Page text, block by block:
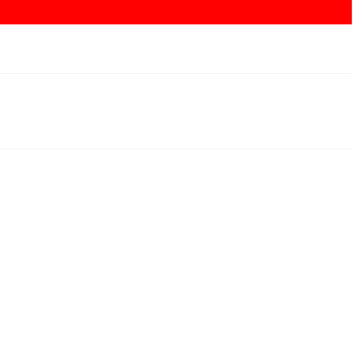
Çalışması Sebebi ile İş Sağlığı ve Güvenliği'ni